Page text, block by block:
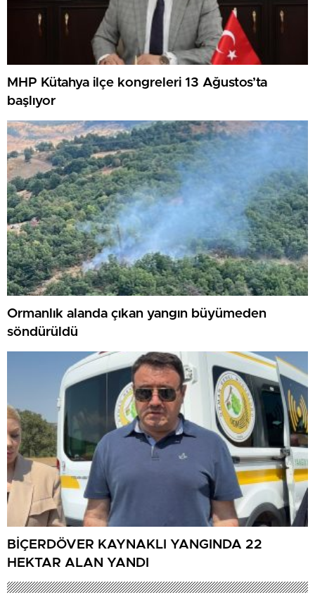
MHP Kütahya ilçe kongreleri 13 Ağustos’ta
başlıyor
Ormanlık alanda çıkan yangın büyümeden
söndürüldü
BİÇERDÖVER KAYNAKLI YANGINDA 22
HEKTAR ALAN YANDI